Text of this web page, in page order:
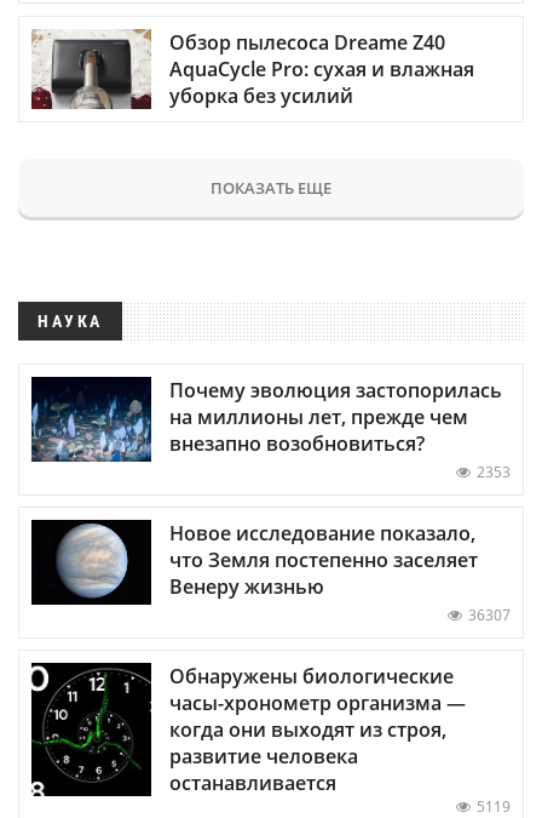
Обзор пылесоса Dreame Z40
AquaCycle Pro: сухая и влажная
уборка без усилий
ПОКАЗАТЬ ЕЩЕ
НАУКА
Почему эволюция застопорилась
на миллионы лет, прежде чем
внезапно возобновиться?
2353
Новое исследование показало,
что Земля постепенно заселяет
Венеру жизнью
36307
Обнаружены биологические
часы-хронометр организма —
когда они выходят из строя,
развитие человека
останавливается
5119